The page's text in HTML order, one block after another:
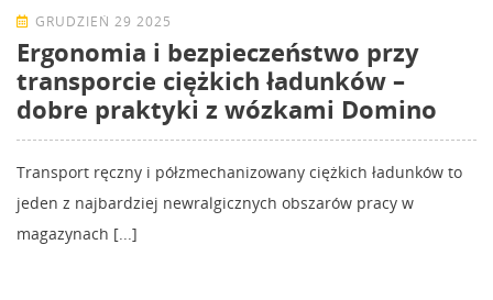
GRUDZIEŃ 29 2025
Ergonomia i bezpieczeństwo przy
transporcie ciężkich ładunków –
dobre praktyki z wózkami Domino
Transport ręczny i półzmechanizowany ciężkich ładunków to
jeden z najbardziej newralgicznych obszarów pracy w
magazynach [...]